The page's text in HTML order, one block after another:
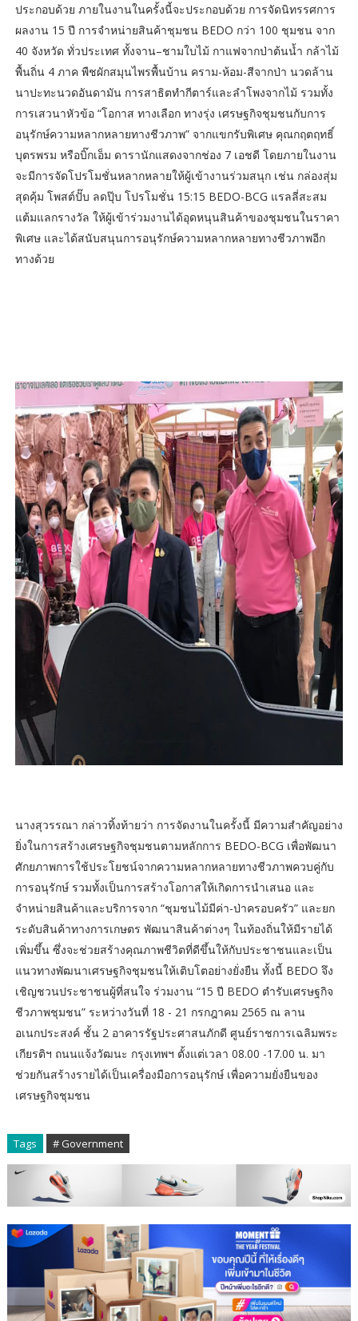
ประกอบด้วย ภายในงานในครั้งนี้จะประกอบด้วย การจัดนิทรรศการ
ผลงาน 15 ปี การจำหน่ายสินค้าชุมชน BEDO กว่า 100 ชุมชน จาก
40 จังหวัด ทั่วประเทศ ทั้งจาน–ชามใบไม้ กาแฟจากป่าต้นน้ำ กล้าไม้
พื้นถิ่น 4 ภาค พืชผักสมุนไพรพื้นบ้าน คราม-ห้อม-สีจากป่า นวดล้าน
นาปะทะนวดอันดามัน การสาธิตทำกีตาร์และลำโพงจากไม้ รวมทั้ง
การเสวนาหัวข้อ “โอกาส ทางเลือก ทางรุ่ง เศรษฐกิจชุมชนกับการ
อนุรักษ์ความหลากหลายทางชีวภาพ” จากแขกรับพิเศษ คุณกฤตฤทธิ์
บุตรพรม หรือบิ๊กเอ็ม ดารานักแสดงจากช่อง 7 เอชดี โดยภายในงาน
จะมีการจัดโปรโมชั่นหลากหลายให้ผู้เข้างานร่วมสนุก เช่น กล่องสุ่ม
สุดคุ้ม โพสต์ปั๊บ ลดปุ๊บ โปรโมชั่น 15:15 BEDO-BCG แรลลี่สะสม
แต้มแลกรางวัล ให้ผู้เข้าร่วมงานได้อุดหนุนสินค้าของชุมชนในราคา
พิเศษ และได้สนับสนุนการอนุรักษ์ความหลากหลายทางชีวภาพอีก
ทางด้วย
นางสุวรรณา กล่าวทิ้งท้ายว่า การจัดงานในครั้งนี้ มีความสำคัญอย่าง
ยิ่งในการสร้างเศรษฐกิจชุมชนตามหลักการ BEDO-BCG เพื่อพัฒนา
ศักยภาพการใช้ประโยชน์จากความหลากหลายทางชีวภาพควบคู่กับ
การอนุรักษ์ รวมทั้งเป็นการสร้างโอกาสให้เกิดการนำเสนอ และ
จำหน่ายสินค้าและบริการจาก “ชุมชนไม้มีค่า-ป่าครอบครัว” และยก
ระดับสินค้าทางการเกษตร พัฒนาสินค้าต่างๆ ในท้องถิ่นให้มีรายได้
เพิ่มขึ้น ซึ่งจะช่วยสร้างคุณภาพชีวิตที่ดีขึ้นให้กับประชาชนและเป็น
แนวทางพัฒนาเศรษฐกิจชุมชนให้เติบโตอย่างยั่งยืน ทั้งนี้ BEDO จึง
เชิญชวนประชาชนผู้ที่สนใจ ร่วมงาน “15 ปี BEDO ตำรับเศรษฐกิจ
ชีวภาพชุมชน” ระหว่างวันที่ 18 - 21 กรกฎาคม 2565 ณ ลาน
อเนกประสงค์ ชั้น 2 อาคารรัฐประศาสนภักดี ศูนย์ราชการเฉลิมพระ
เกียรติฯ ถนนแจ้งวัฒนะ กรุงเทพฯ ตั้งแต่เวลา 08.00 -17.00 น. มา
ช่วยกันสร้างรายได้เป็นเครื่องมือการอนุรักษ์ เพื่อความยั่งยืนของ
เศรษฐกิจชุมชน
Tags # Government